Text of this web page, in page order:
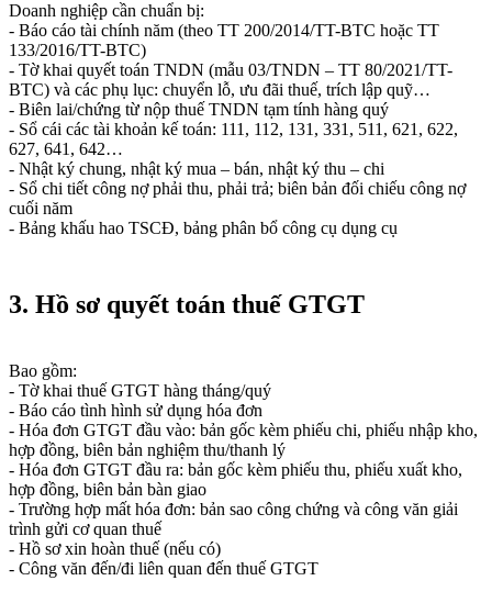
Doanh nghiệp cần chuẩn bị:
- Báo cáo tài chính năm (theo TT 200/2014/TT-BTC hoặc TT
133/2016/TT-BTC)
- Tờ khai quyết toán TNDN (mẫu 03/TNDN – TT 80/2021/TT-
BTC) và các phụ lục: chuyển lỗ, ưu đãi thuế, trích lập quỹ…
- Biên lai/chứng từ nộp thuế TNDN tạm tính hàng quý
- Sổ cái các tài khoản kế toán: 111, 112, 131, 331, 511, 621, 622,
627, 641, 642…
- Nhật ký chung, nhật ký mua – bán, nhật ký thu – chi
- Sổ chi tiết công nợ phải thu, phải trả; biên bản đối chiếu công nợ
cuối năm
- Bảng khấu hao TSCĐ, bảng phân bổ công cụ dụng cụ
3. Hồ sơ quyết toán thuế GTGT
Bao gồm:
- Tờ khai thuế GTGT hàng tháng/quý
- Báo cáo tình hình sử dụng hóa đơn
- Hóa đơn GTGT đầu vào: bản gốc kèm phiếu chi, phiếu nhập kho,
hợp đồng, biên bản nghiệm thu/thanh lý
- Hóa đơn GTGT đầu ra: bản gốc kèm phiếu thu, phiếu xuất kho,
hợp đồng, biên bản bàn giao
- Trường hợp mất hóa đơn: bản sao công chứng và công văn giải
trình gửi cơ quan thuế
- Hồ sơ xin hoàn thuế (nếu có)
- Công văn đến/đi liên quan đến thuế GTGT